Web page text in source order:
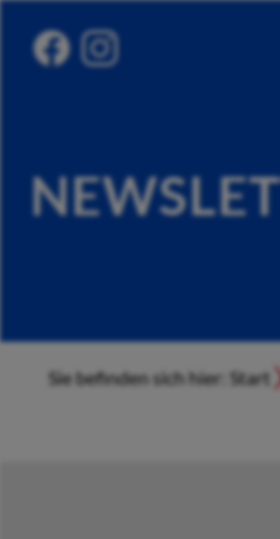
Sie befinden sich hier: Start